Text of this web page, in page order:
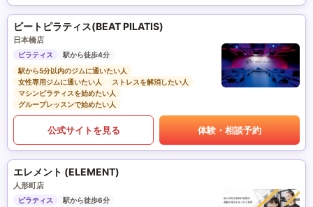
ビートピラティス(BEAT PILATIS)
日本橋店
ピラティス
駅から徒歩4分
駅から5分以内のジムに通いたい人
女性専用ジムに通いたい人
ストレスを解消したい人
マシンピラティスを始めたい人
グループレッスンで始めたい人
公式サイトを見る 体験・相談予約
エレメント (ELEMENT)
人形町店
ピラティス
駅から徒歩6分